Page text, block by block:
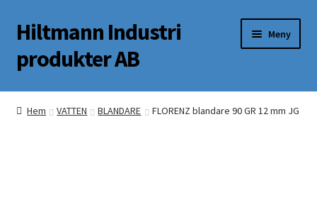
Hoppa
till
navigering
Hoppa
till
innehåll
Hiltmann Industri
produkter AB
Meny
Butik
Hem VATTEN BLANDARE FLORENZ blandare 90 GR 12 mm JG